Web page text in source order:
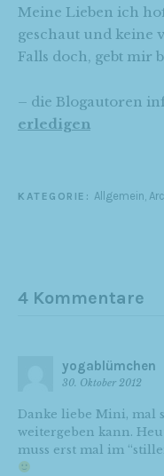
Meine Lieben ich
geschaut und keine
Falls doch, gebt mir
– die Blogautoren
erledigen
KATEGORIE: Allgemein
4 Kommentare
yogablümchen
30. Oktober 2012
Danke liebe Mini, mal
weitergeben kann.
muss erst mal im